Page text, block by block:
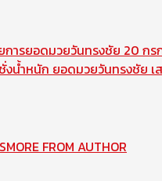
การยอดมวยวันทรงชัย 20 กร
งน้ำหนัก ยอดมวยวันทรงชัย เ
MORE FROM AUTHOR